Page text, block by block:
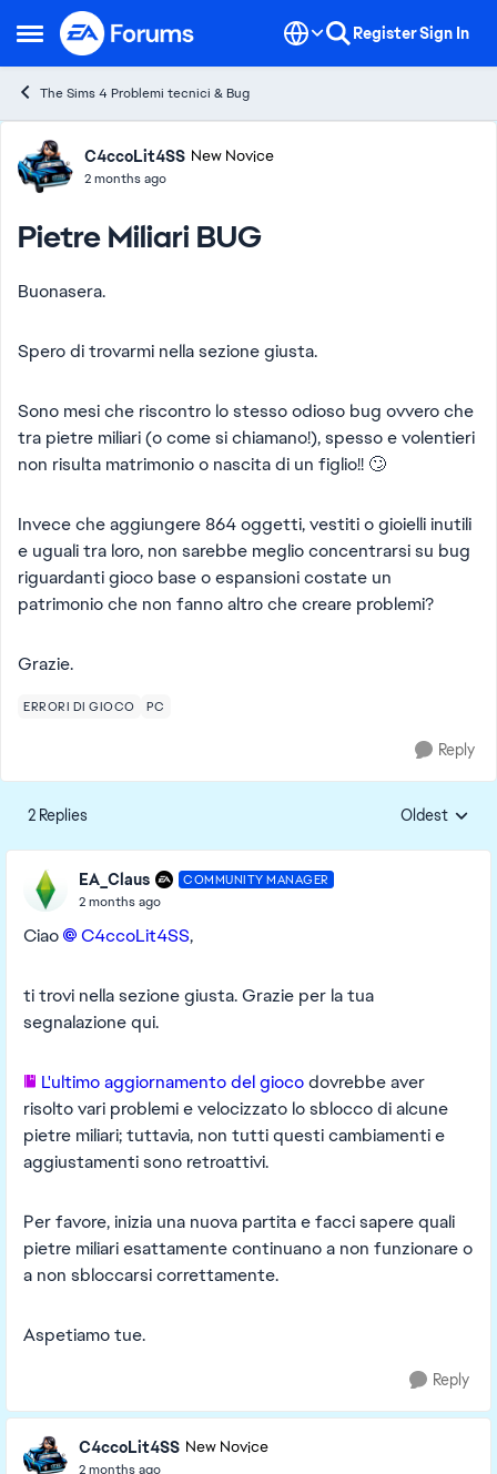
Open Side Menu
Skip to content RegisterSign In
The Sims 4 Problemi tecnici & Bug
Forum Discussion
C4ccoLit4SS New Novice
2 months ago
Pietre Miliari BUG
Buonasera.
Spero di trovarmi nella sezione giusta.
Sono mesi che riscontro lo stesso odioso bug ovvero che
tra pietre miliari (o come si chiamano!), spesso e volentieri
non risulta matrimonio o nascita di un figlio!! 🙄
Invece che aggiungere 864 oggetti, vestiti o gioielli inutili
e uguali tra loro, non sarebbe meglio concentrarsi su bug
riguardanti gioco base o espansioni costate un
patrimonio che non fanno altro che creare problemi?
Grazie.
ERRORI DI GIOCO PC
Reply
2 Replies Replies
Oldest
EA_Claus COMMUNITY MANAGER
2 months ago
Ciao C4ccoLit4SS​,
ti trovi nella sezione giusta. Grazie per la tua
segnalazione qui.
L'ultimo aggiornamento del giocodovrebbe aver
risolto vari problemi e velocizzato lo sblocco di alcune
pietre miliari; tuttavia, non tutti questi cambiamenti e
aggiustamenti sono retroattivi.
Per favore, inizia una nuova partita e facci sapere quali
pietre miliari esattamente continuano a non funzionare o
a non sbloccarsi correttamente.
Aspetiamo tue.
Reply
C4ccoLit4SS New Novice
2 months ago